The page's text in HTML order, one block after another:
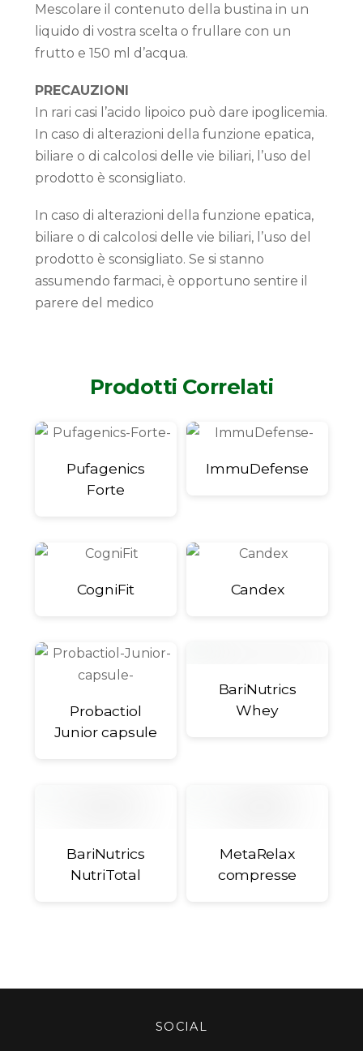
Mescolare il contenuto della bustina in un
liquido di vostra scelta o frullare con un
frutto e 150 ml d’acqua.
PRECAUZIONI
In rari casi l’acido lipoico può dare ipoglicemia.
In caso di alterazioni della funzione epatica,
biliare o di calcolosi delle vie biliari, l’uso del
prodotto è sconsigliato.
In caso di alterazioni della funzione epatica,
biliare o di calcolosi delle vie biliari, l’uso del
prodotto è sconsigliato. Se si stanno
assumendo farmaci, è opportuno sentire il
parere del medico
Prodotti Correlati
Pufagenics
Forte
ImmuDefense
CogniFit Candex
Probactiol
Junior capsule
BariNutrics
Whey
BariNutrics
NutriTotal
MetaRelax
compresse
SOCIAL